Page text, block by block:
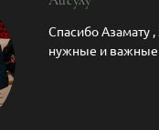
Спасибо Азамату
нужные и важные